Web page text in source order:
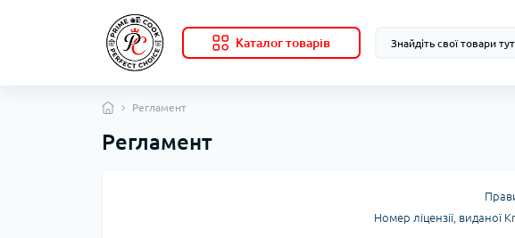
Каталог товарів
Регламент
Регламент
Номер ліцензії, виданої